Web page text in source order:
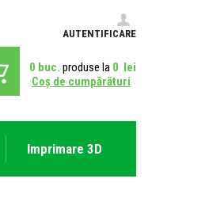
AUTENTIFICARE
0 buc. produse la 0 lei
Coş de cumpărături
Imprimare 3D